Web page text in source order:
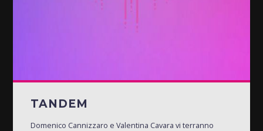
TANDEM
Domenico Cannizzaro e Valentina Cavara vi terranno